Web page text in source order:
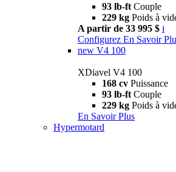
93 lb-ft Couple
229 kg Poids à
A partir de 33 995 $ i
Configurez En Savoir
new V4 100
XDiavel V4 100
168 cv Puissance
93 lb-ft Couple
229 kg Poids à
En Savoir Plus
Hypermotard